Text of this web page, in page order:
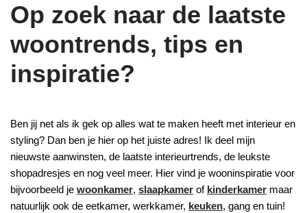
Op zoek naar de laatste
woontrends, tips en
inspiratie?
Ben jij net als ik gek op alles wat te maken heeft met interieur en
styling? Dan ben je hier op het juiste adres! Ik deel mijn
nieuwste aanwinsten, de laatste interieurtrends, de leukste
shopadresjes en nog veel meer. Hier vind je wooninspiratie voor
bijvoorbeeld je woonkamer, slaapkamer of kinderkamer maar
natuurlijk ook de eetkamer, werkkamer, keuken, gang en tuin!